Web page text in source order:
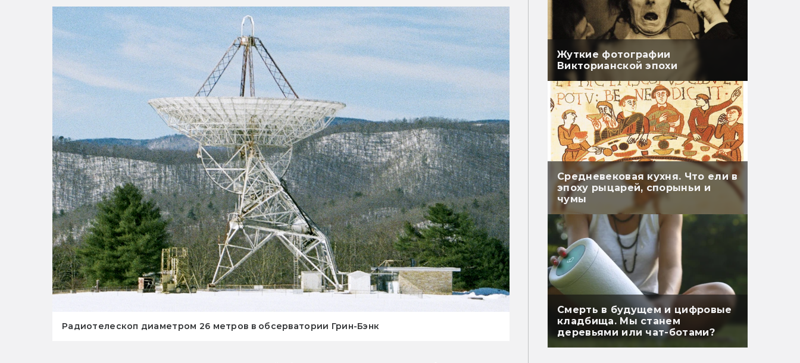
Радиотелескоп диаметром 26 метров в обсерватории Грин-Бэнк
Жуткие фотографии
Викторианской эпохи
Средневековая кухня. Что ели в
эпоху рыцарей, спорыньи и
чумы
Смерть в будущем и цифровые
кладбища. Мы станем
деревьями или чат-ботами?